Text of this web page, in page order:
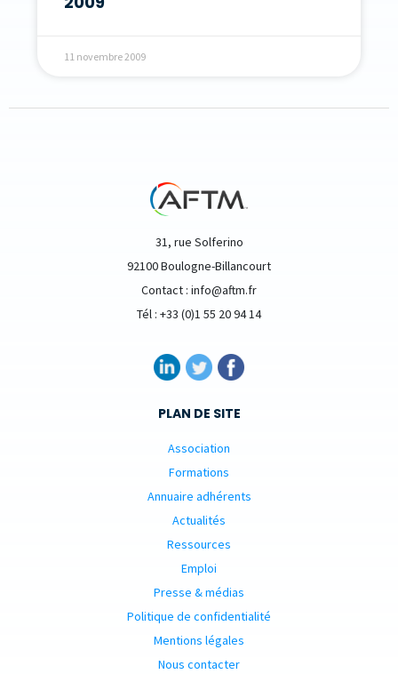
11 novembre 2009
31, rue Solferino
92100 Boulogne-Billancourt
Contact : info@aftm.fr
Tél : +33 (0)1 55 20 94 14
PLAN DE SITE
Association
Formations
Annuaire adhérents
Actualités
Ressources
Emploi
Presse & médias
Politique de confidentialité
Mentions légales
Nous contacter